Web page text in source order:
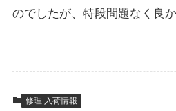
のでしたが、特段問題なく良
修理 入荷情報